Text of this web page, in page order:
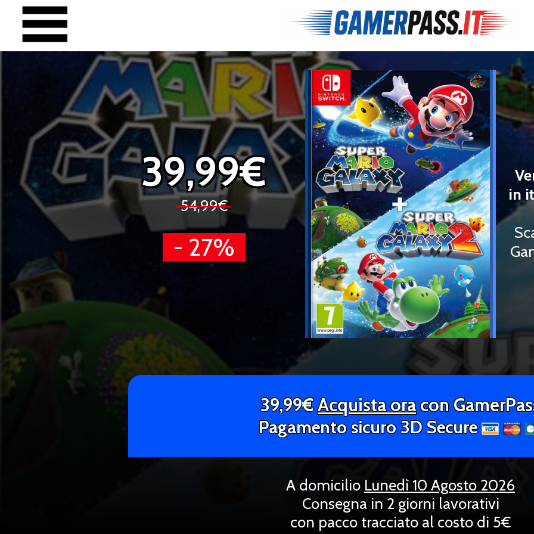
39,99€
54,99€
- 27%
in
39,99€Acquista oracon
Pagamento sicuro 3D Secure
A domicilio Lunedì 10 Agosto 2026
Consegna in 2 giorni lavorativi
con pacco tracciato al costo di 5€